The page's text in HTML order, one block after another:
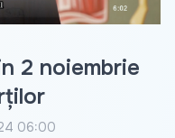
2 noiembrie
06:00